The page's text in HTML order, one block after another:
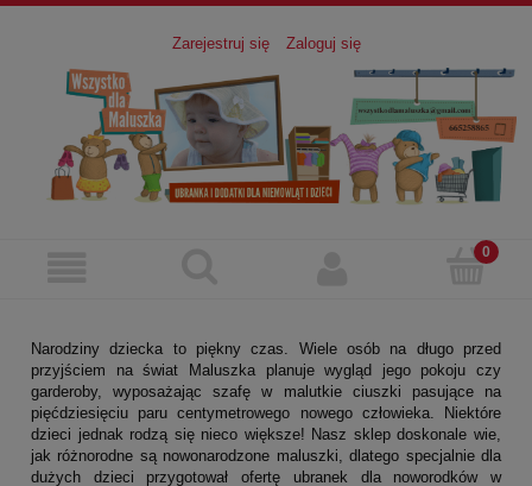
Zarejestruj się Zaloguj się
Narodziny dziecka to piękny czas. Wiele osób na długo przed
przyjściem na świat Maluszka planuje wygląd jego pokoju czy
garderoby, wyposażając szafę w malutkie ciuszki pasujące na
pięćdziesięciu paru centymetrowego nowego człowieka. Niektóre
dzieci jednak rodzą się nieco większe! Nasz sklep doskonale wie,
jak różnorodne są nowonarodzone maluszki, dlatego specjalnie dla
dużych dzieci przygotował ofertę ubranek dla noworodków w